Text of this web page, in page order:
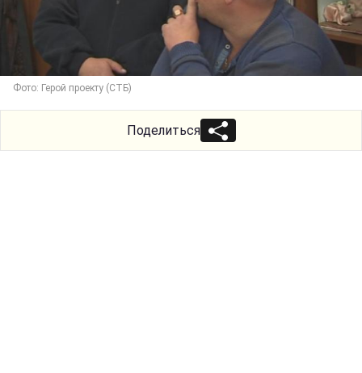
Фото: Герой проекту (СТБ)
Поделиться